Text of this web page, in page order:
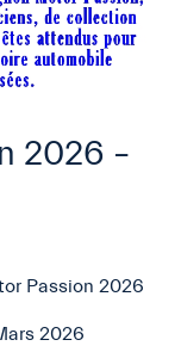
2026 –
Passion 2026
2026